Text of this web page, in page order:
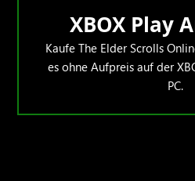
XBOX Play
Kaufe The Elder Scrolls
es ohne Aufpreis auf der
PC.